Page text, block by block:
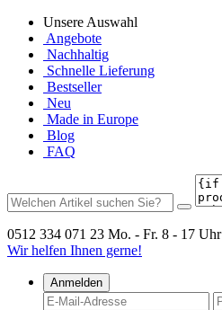
Unsere Auswahl
Angebote
Nachhaltig
Schnelle Lieferung
Bestseller
Neu
Made in Europe
Blog
FAQ
0512 334 071 23 Mo. - Fr. 8 - 17 Uhr
Wir helfen Ihnen gerne!
Anmelden